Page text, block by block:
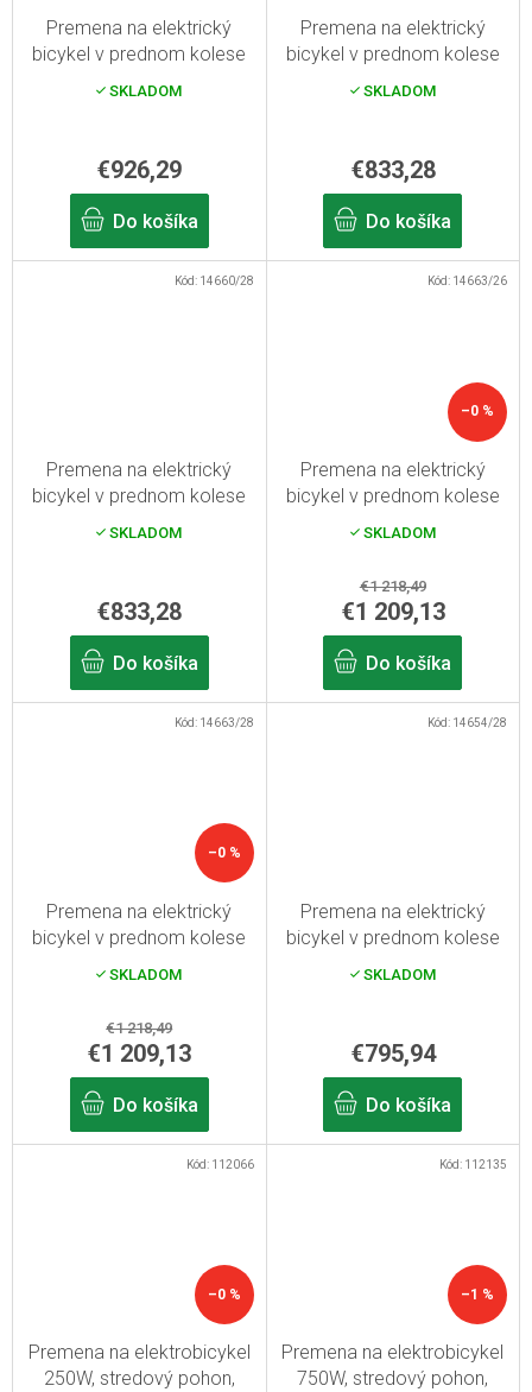
Premena na elektrický
bicykel v prednom kolese
750W, 13Ah kapacita
SKLADOM
€926,29
Do košíka
Premena na elektrický
bicykel v prednom kolese
750W, 13Ah kapacita
SKLADOM
€833,28
Do košíka
Premena na elektrický
bicykel v prednom kolese
750W, 13Ah kapacita
SKLADOM
€833,28
Do košíka
Kód: 14660/28
–0 %
Premena na elektrický
bicykel v prednom kolese
750W, 16Ah kapacita
SKLADOM
€1 218,49
€1 209,13
Do košíka
Kód: 14663/26
–0 %
Premena na elektrický
bicykel v prednom kolese
SKLADOM
€1 218,49
€1 209,13
Do košíka
Kód: 14663/28
Premena na elektrický
bicykel v prednom kolese
SKLADOM
€795,94
Do košíka
Kód: 14654/28
–0 %
Premena na elektrobicykel
250W, stredový pohon,
Kód: 112066
–1 %
Premena na elektrobicykel
750W, stredový pohon,
Kód: 112135